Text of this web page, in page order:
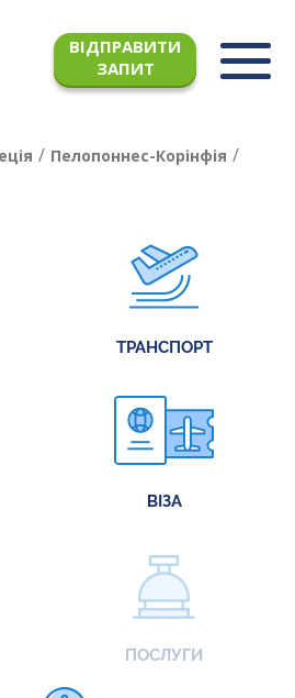
ВІДПРАВИТИ
ЗАПИТ
/ Пелопоннес-Корінфія /
ТРАНСПОРТ
ВІЗА
ПОСЛУГИ